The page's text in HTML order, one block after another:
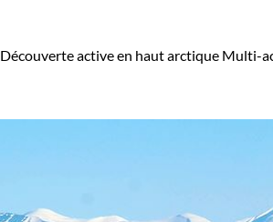
Découverte active en haut arctique Multi-